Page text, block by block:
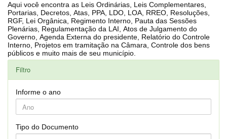
Aqui você encontra as Leis Ordinárias, Leis Complementares,
Portarias, Decretos, Atas, PPA, LDO, LOA, RREO, Resoluções,
RGF, Lei Orgânica, Regimento Interno, Pauta das Sessões
Plenárias, Regulamentação da LAI, Atos de Julgamento do
Governo, Agenda Externa do presidente, Relatório do Controle
Interno, Projetos em tramitação na Câmara, Controle dos bens
públicos e muito mais de seu município.
Filtro
Informe o ano
Tipo do Documento